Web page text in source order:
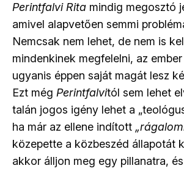
Perintfalvi Rita mindig megosztó
amivel alapvetően semmi
Nemcsak nem lehet, de nem is
mindenkinek megfelelni, az
ugyanis éppen saját magát lesz
Ezt még Perintfalvitól sem lehet
talán jogos igény lehet a
ha már az ellene indított
közepette a közbeszéd állapotát
akkor álljon meg egy pillanatra,